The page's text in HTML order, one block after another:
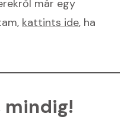
már egy
kattints ide, ha
mindig!